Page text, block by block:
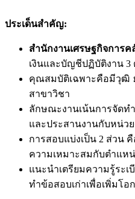
ประเด็นสำคัญ:
สำนักงานเศรษฐกิจการค
เงินและบัญชีปฏิบัติงาน 3
คุณสมบัติเฉพาะคือมีวุฒิ
สาขาวิชา
ลักษณะงานเน้นการจัดท
และประสานงานกับหน่วย
การสอบแบ่งเป็น 2 ส่วน
ความเหมาะสมกับตำแห
แนะนำเตรียมความรู้ระ
ทำข้อสอบเก่าเพื่อเพิ่มโอ